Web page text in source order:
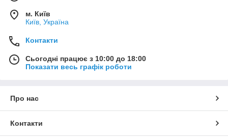
м. Київ
Київ, Україна
Контакти
Сьогодні працює з 10:00 до 18:00
Показати весь графік роботи
Про нас
Контакти